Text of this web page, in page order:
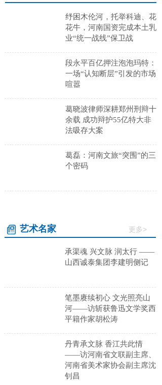
纾困木伦河，托举科迪、花
花牛，河南国资完成本土乳
业“统一战线”保卫战
段永平百亿押注泡泡玛特：
一场“认知断层”引发的市场
喧嚣
葛晓波律师深耕郑州刑辩十
余载 成功辩护55亿特大非
法吸存大案
葛磊：河南文旅“突围”的三
个密码
艺术名家 更多>
承渠魂 兴文脉 润太行 ——
山西诚泰集团李建明侧记
笔墨赓续初心 文光照亮山
河——访斩获鲁迅文学奖西
平籍作家胡松涛
丹青承文脉 香江共此情
——访河南省文联副主席、
河南省美术家协会副主席沈
钊昌